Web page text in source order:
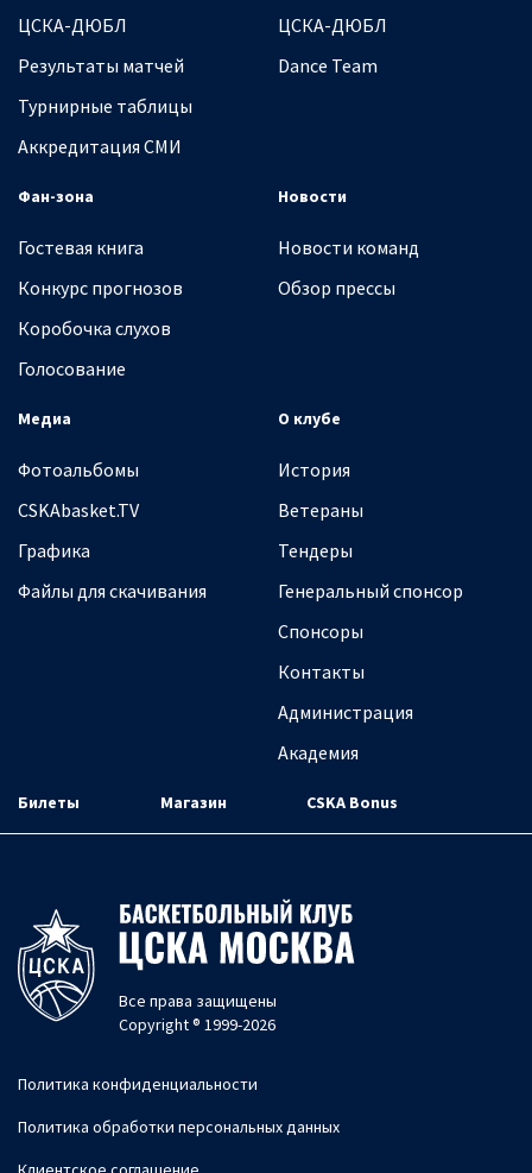
ЦСКА-ДЮБЛ
Результаты матчей
Турнирные таблицы
Аккредитация СМИ
ЦСКА-ДЮБЛ
Dance Team
Фан-зона
Гостевая книга
Конкурс прогнозов
Коробочка слухов
Голосование
Новости
Новости команд
Обзор прессы
Медиа
Фотоальбомы
CSKAbasket.TV
Графика
Файлы для скачивания
О клубе
История
Ветераны
Тендеры
Генеральный спонсор
Спонсоры
Контакты
Администрация
Академия
Билеты Магазин CSKA Bonus
Все права защищены
Copyright ® 1999-2026
Политика конфиденциальности
Политика обработки персональных данных